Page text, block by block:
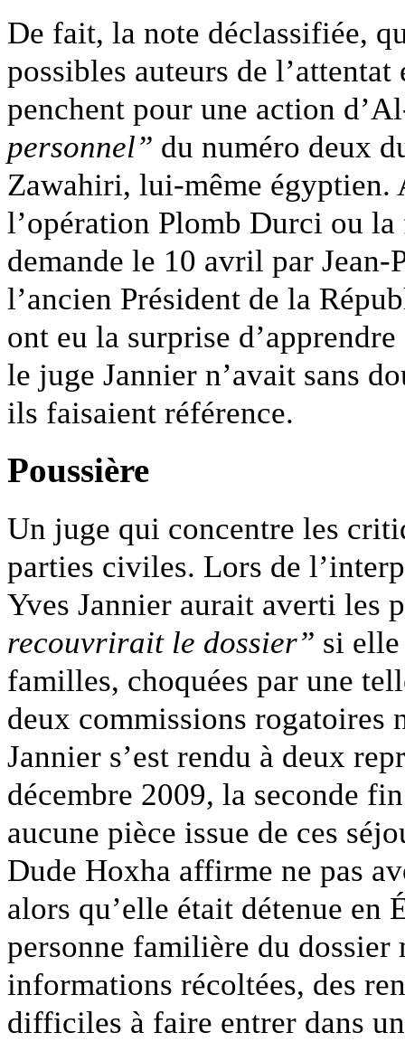
De fait, la note déclassifiée,
possibles auteurs de
penchent pour une action
personnel” du numéro deux
Zawahiri, lui-même égyptien.
l’opération Plomb Durci ou
demande le 10 avril par
l’ancien Président de la
ont eu la surprise
le juge Jannier n’avait sans
ils faisaient référence.
Poussière
Un juge qui concentre les
parties civiles. Lors de
Yves Jannier aurait averti les
recouvrirait le dossier” si
familles, choquées par une
deux commissions rogatoires
Jannier s’est rendu à deux
décembre 2009, la seconde
aucune pièce issue de ces
Dude Hoxha affirme ne pas
alors qu’elle était détenue en
personne familière du dossier
informations récoltées, des
difficiles à faire entrer dans